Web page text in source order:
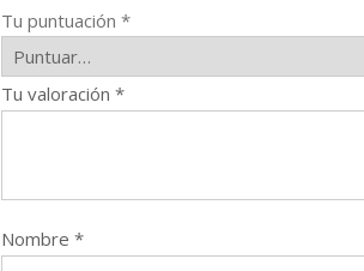
Tu puntuación *
Tu valoración *
Nombre *